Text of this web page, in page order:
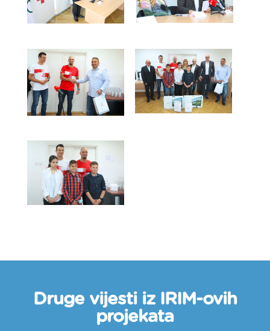
Druge vijesti iz IRIM-ovih
projekata